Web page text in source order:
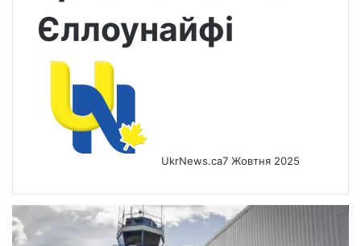
Єллоунайфі
UkrNews.ca7 Жовтня 2025